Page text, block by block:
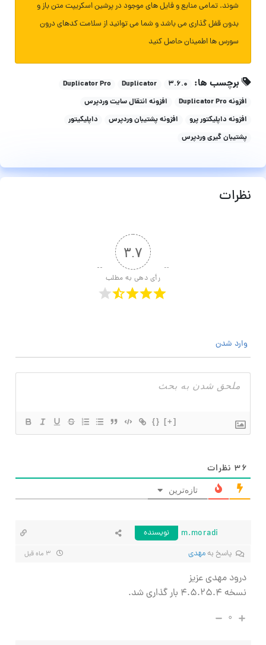
شوند. تمامی منابع و فایل های موجود در پرشین اسکریپت متن باز و
بدون قفل گذاری می باشد و شما می توانید از سلامت کدهای درون
سورس ها اطمینان حاصل کنید
برچسب ها: ۳.۶.۰ Duplicator
Duplicator Pro
افزونه Duplicator Pro
افزونه انتقال سایت وردپرس
افزونه داپلیکتور پرو
افزونه پشتیبان وردپرس
داپلیکیتور
پشتیبان گیری وردپرس
نظرات
۳.۷
رأی دهی به مطلب
وارد شدن
{} [+]
۳۶ نظرات
تازه‌ترین
m.moradi
نویسنده
پاسخ بهمهدی
درود مهدی عزیز
نسخه ۴.۵.۲۵.۴ بار گذاری شد.
۰